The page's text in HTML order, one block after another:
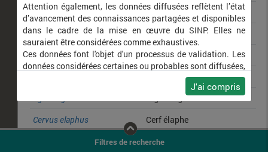
Phalacrocorax carbo
Grand Cormoran
Scarabaeus laticollis
Circus aeruginosus
Busard des roseaux
Vanneau huppé
Aigrette garzette
Cervus elaphus
Cerf élaphe
Pandion haliaetus
Balbuzard pêcheur
Filtres de recherche
Attention également, les données diffusées reflètent l’état
d’avancement des connaissances partagées et disponibles
dans le cadre de la mise en œuvre du SINP. Elles ne
sauraient être considérées comme exhaustives.
Ces données font l'objet d'un processus de validation. Les
données considérées certaines ou probables sont diffusées,
ainsi que celles pour lesquelles la méthode n'est pas
J'ai compris